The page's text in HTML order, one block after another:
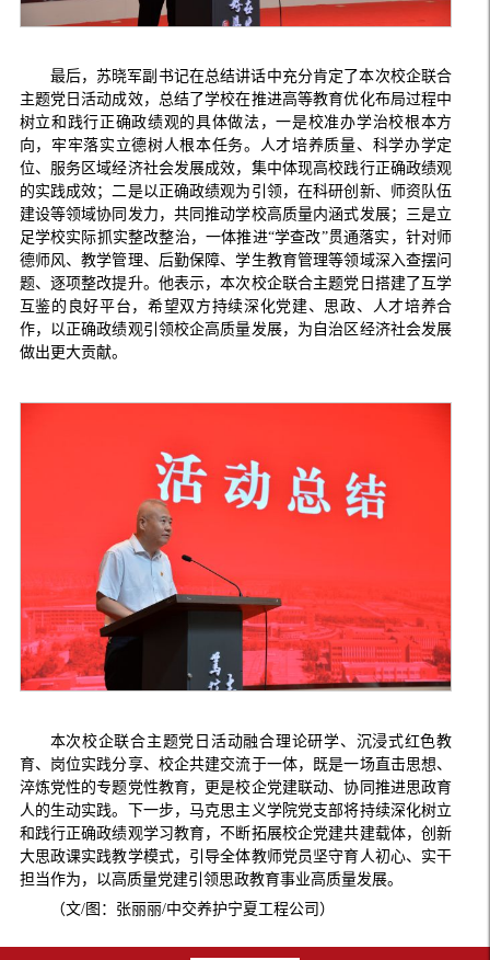
最后，苏晓军副书记在总结讲话中充分肯定了本次校企联合
主题党日活动成效，总结了学校在推进高等教育优化布局过程中
树立和践行正确政绩观的具体做法，一是校准办学治校根本方
向，牢牢落实立德树人根本任务。人才培养质量、科学办学定
位、服务区域经济社会发展成效，集中体现高校践行正确政绩观
的实践成效；二是以正确政绩观为引领，在科研创新、师资队伍
建设等领域协同发力，共同推动学校高质量内涵式发展；三是立
足学校实际抓实整改整治，一体推进“学查改”贯通落实，针对师
德师风、教学管理、后勤保障、学生教育管理等领域深入查摆问
题、逐项整改提升。他表示，本次校企联合主题党日搭建了互学
互鉴的良好平台，希望双方持续深化党建、思政、人才培养合
作，以正确政绩观引领校企高质量发展，为自治区经济社会发展
做出更大贡献。
本次校企联合主题党日活动融合理论研学、沉浸式红色教
育、岗位实践分享、校企共建交流于一体，既是一场直击思想、
淬炼党性的专题党性教育，更是校企党建联动、协同推进思政育
人的生动实践。下一步，马克思主义学院党支部将持续深化树立
和践行正确政绩观学习教育，不断拓展校企党建共建载体，创新
大思政课实践教学模式，引导全体教师党员坚守育人初心、实干
担当作为，以高质量党建引领思政教育事业高质量发展。
（文/图：张丽丽/中交养护宁夏工程公司）